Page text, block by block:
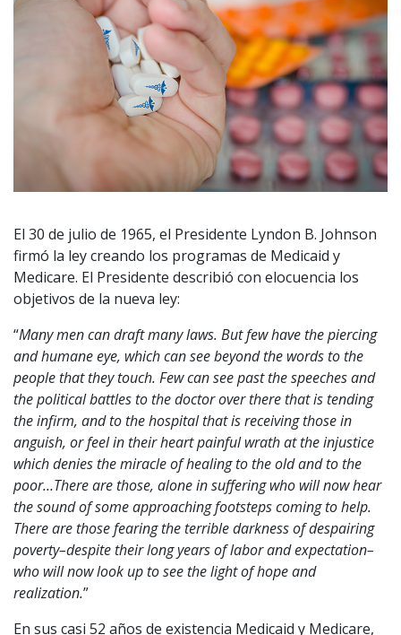
El 30 de julio de 1965, el Presidente Lyndon B. Johnson
firmó la ley creando los programas de Medicaid y
Medicare. El Presidente describió con elocuencia los
objetivos de la nueva ley:
“Many men can draft many laws. But few have the piercing
and humane eye, which can see beyond the words to the
people that they touch. Few can see past the speeches and
the political battles to the doctor over there that is tending
the infirm, and to the hospital that is receiving those in
anguish, or feel in their heart painful wrath at the injustice
which denies the miracle of healing to the old and to the
poor…There are those, alone in suffering who will now hear
the sound of some approaching footsteps coming to help.
There are those fearing the terrible darkness of despairing
poverty–despite their long years of labor and expectation–
who will now look up to see the light of hope and
realization.”
En sus casi 52 años de existencia Medicaid y Medicare,